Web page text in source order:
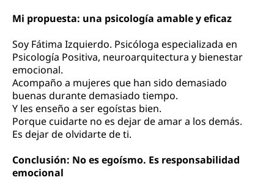
Mi propuesta: una psicología amable y eficaz
Soy Fátima Izquierdo. Psicóloga especializada en
Psicología Positiva, neuroarquitectura y bienestar
emocional.
Acompaño a mujeres que han sido demasiado
buenas durante demasiado tiempo.
Y les enseño a ser egoístas bien.
Porque cuidarte no es dejar de amar a los demás.
Es dejar de olvidarte de ti.
Conclusión: No es egoísmo. Es responsabilidad
emocional